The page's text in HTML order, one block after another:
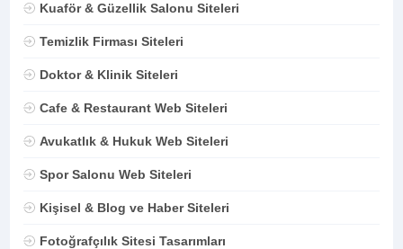
Kuaför & Güzellik Salonu Siteleri
Temizlik Firması Siteleri
Doktor & Klinik Siteleri
Cafe & Restaurant Web Siteleri
Avukatlık & Hukuk Web Siteleri
Spor Salonu Web Siteleri
Kişisel & Blog ve Haber Siteleri
Fotoğrafçılık Sitesi Tasarımları